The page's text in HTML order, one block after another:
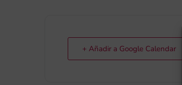
+ Añadir a Google Calendar